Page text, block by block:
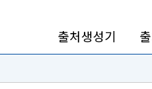
출처생성기